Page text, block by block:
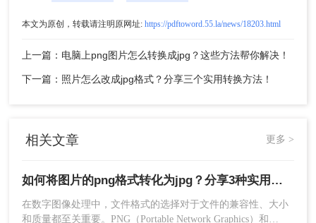
理软件可能是个不错的选择。这些软件不仅支持
操作如下：
件】-保存为【WEB格式文件】。
本文为原创，转载请注明原网址: https://pdftoword.55.la/news/18203.html
上一篇：电脑上png图片怎么转换成jpg？这些方法帮你解决！
下一篇：照片怎么改成jpg格式？分享三个实用转换方法！
相关文章 更多 >
如何将图片的png格式转化为jpg？分享3种实用转换方法！
在数字图像处理中，文件格式的选择对于文件的兼容性、大小
和质量都至关重要。PNG（Portable Network Graphics）和